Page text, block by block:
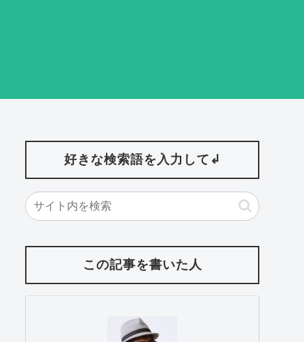
好きな検索語を入力して↲
この記事を書いた人